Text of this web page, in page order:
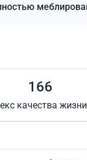
166
качества жизни